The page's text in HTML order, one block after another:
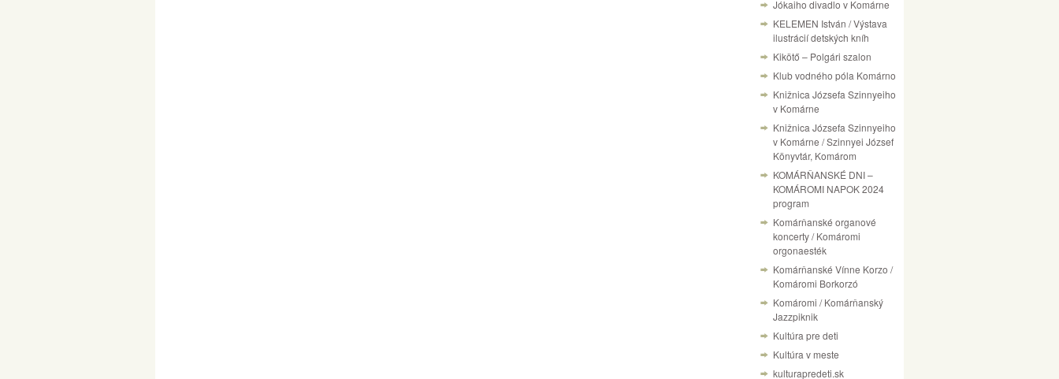
Jókaiho divadlo v Komárne
KELEMEN István / Výstava
ilustrácií detských kníh
Kikötő – Polgári szalon
Klub vodného póla Komárno
Knižnica Józsefa Szinnyeiho
v Komárne
Knižnica Józsefa Szinnyeiho
v Komárne / Szinnyei József
Könyvtár, Komárom
KOMÁRŇANSKÉ DNI –
KOMÁROMI NAPOK 2024
program
Komárňanské organové
koncerty / Komáromi
orgonaesték
Komárňanské Vínne Korzo /
Komáromi Borkorzó
Komáromi / Komárňanský
Jazzpiknik
Kultúra pre deti
Kultúra v meste
kulturapredeti.sk